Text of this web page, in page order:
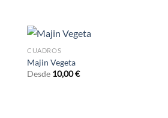
CUADROS
Majin Vegeta
Desde 10,00€